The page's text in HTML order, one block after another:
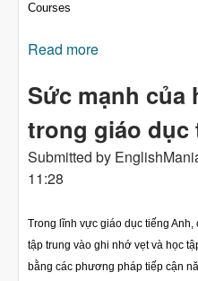
Courses
Read more
Sức mạnh của
trong giáo dục
Submitted by
11:28
Trong lĩnh vực giáo dục tiếng
tập trung vào ghi nhớ vẹt và học
bằng các phương pháp tiếp cận